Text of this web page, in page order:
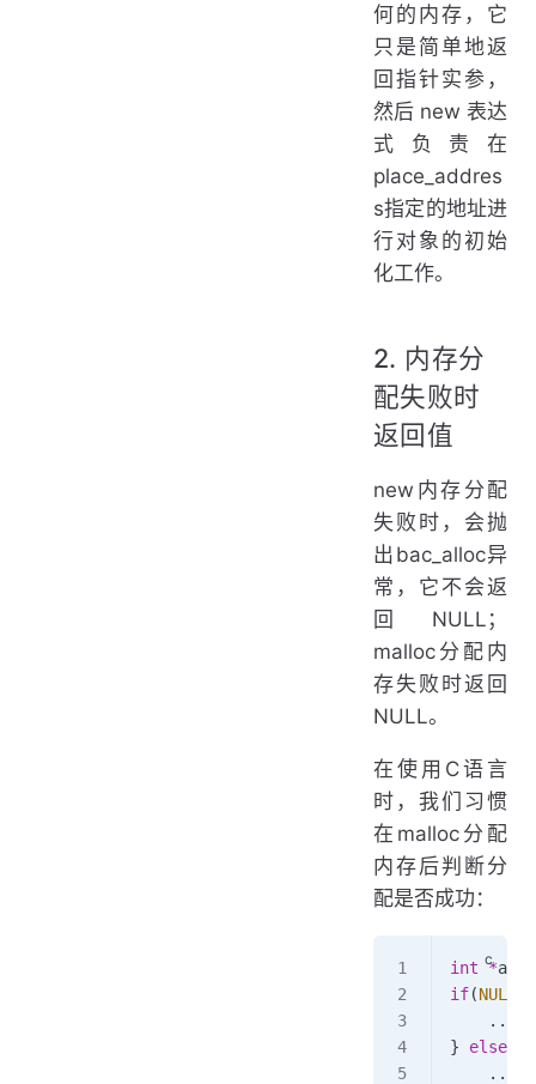
何的内存，它
只是简单地返
回指针实参，
然后 new 表达
式负责在
place_addres
s指定的地址进
行对象的初始
化工作。
2. 内存分
配失败时
返回值
new内存分配
失败时，会抛
出bac_alloc异
常，它不会返
回NULL；
malloc分配内
存失败时返回
NULL。
在使用C语言
时，我们习惯
在malloc分配
内存后判断分
配是否成功：
int *a
if(NULL
    ...
} else
    ...